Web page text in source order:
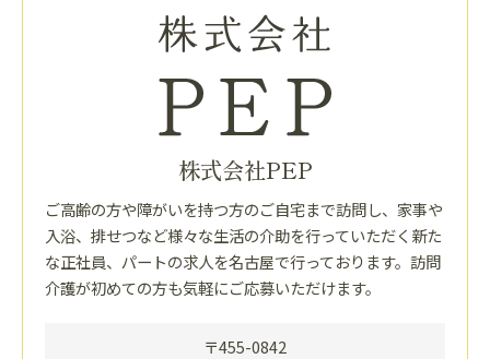
株式会社PEP
ご高齢の方や障がいを持つ方のご自宅まで訪問し、家事や
入浴、排せつなど様々な生活の介助を行っていただく新た
な正社員、パートの求人を名古屋で行っております。訪問
介護が初めての方も気軽にご応募いただけます。
〒455-0842